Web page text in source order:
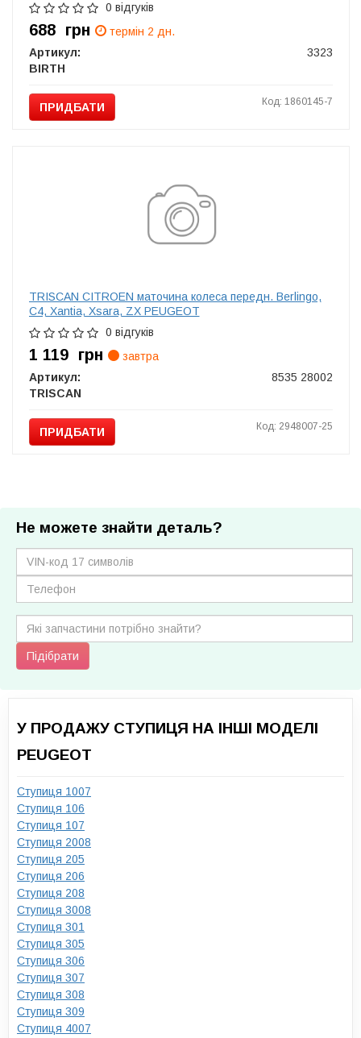
0 відгуків
688 грн
термін 2 дн.
Артикул:
3323
BIRTH
ПРИДБАТИ Код: 1860145-7
TRISCAN CITROEN маточина колеса передн. Berlingo,
C4, Xantia, Xsara, ZX PEUGEOT
0 відгуків
1 119 грн
завтра
Артикул:
8535 28002
TRISCAN
ПРИДБАТИ Код: 2948007-25
Не можете знайти деталь?
Підібрати
У ПРОДАЖУ СТУПИЦЯ НА ІНШІ МОДЕЛІ
PEUGEOT
Ступиця 1007
Ступиця 106
Ступиця 107
Ступиця 2008
Ступиця 205
Ступиця 206
Ступиця 208
Ступиця 3008
Ступиця 301
Ступиця 305
Ступиця 306
Ступиця 307
Ступиця 308
Ступиця 309
Ступиця 4007